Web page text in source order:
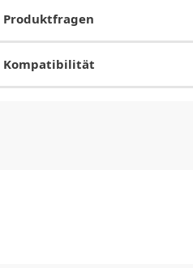
Produktfragen
Kompatibilität